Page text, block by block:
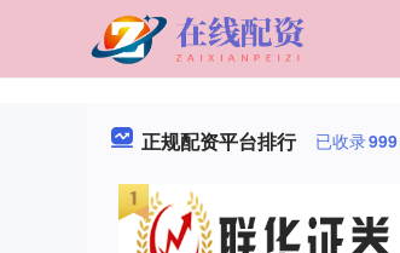
正规配资平台排行 已收录999